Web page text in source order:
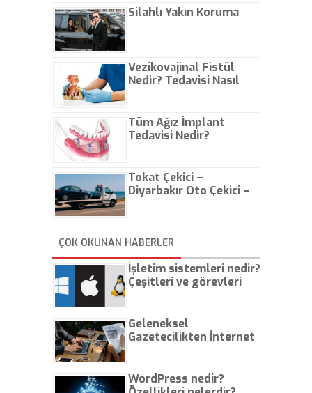
Silahlı Yakın Koruma
Vezikovajinal Fistül
Nedir? Tedavisi Nasıl
Tüm Ağız İmplant
Tedavisi Nedir?
Tokat Çekici –
Diyarbakır Oto Çekici –
ÇOK OKUNAN HABERLER
İşletim sistemleri nedir?
Çeşitleri ve görevleri
Geleneksel
Gazetecilikten İnternet
WordPress nedir?